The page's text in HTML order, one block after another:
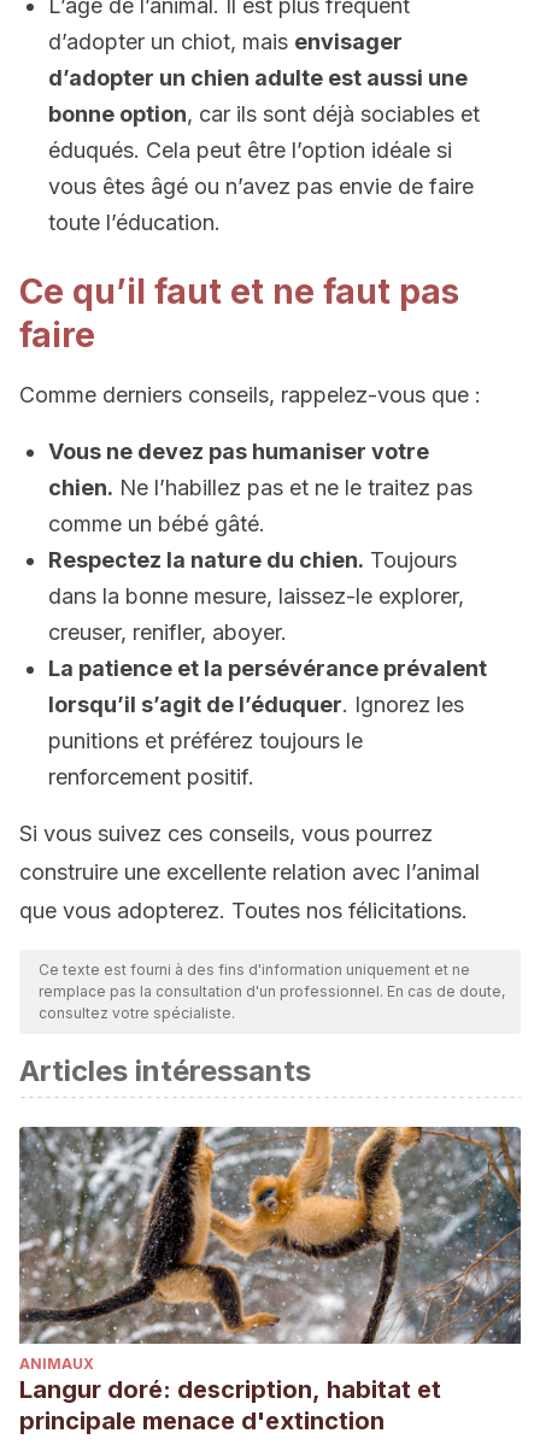
L’âge de l’animal. Il est plus fréquent
d’adopter un chiot, mais envisager
d’adopter un chien adulte est aussi une
bonne option, car ils sont déjà sociables et
éduqués. Cela peut être l’option idéale si
vous êtes âgé ou n’avez pas envie de faire
toute l’éducation.
Ce qu’il faut et ne faut pas
faire
Comme derniers conseils, rappelez-vous que :
Vous ne devez pas humaniser votre
chien. Ne l’habillez pas et ne le traitez pas
comme un bébé gâté.
Respectez la nature du chien. Toujours
dans la bonne mesure, laissez-le explorer,
creuser, renifler, aboyer.
La patience et la persévérance prévalent
lorsqu’il s’agit de l’éduquer. Ignorez les
punitions et préférez toujours le
renforcement positif.
Si vous suivez ces conseils, vous pourrez
construire une excellente relation avec l’animal
que vous adopterez. Toutes nos félicitations.
Ce texte est fourni à des fins d'information uniquement et ne
remplace pas la consultation d'un professionnel. En cas de doute,
consultez votre spécialiste.
Articles intéressants
ANIMAUX
Langur doré: description, habitat et
principale menace d'extinction